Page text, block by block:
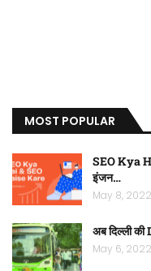
MOST POPULAR
SEO Kya
इंजन…
May 8, 2022
अब दिल्ली
May 6, 2022